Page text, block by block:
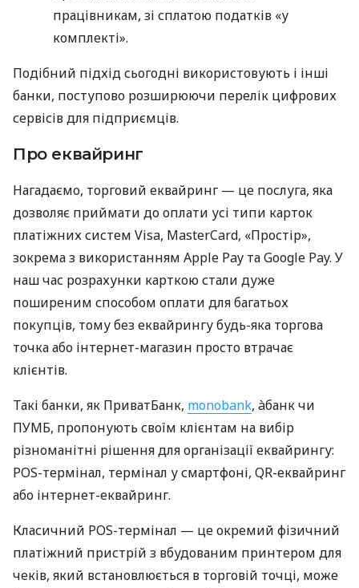
працівникам, зі сплатою податків «у
комплекті».
Подібний підхід сьогодні використовують і інші
банки, поступово розширюючи перелік цифрових
сервісів для підприємців.
Про еквайринг
Нагадаємо, торговий еквайринг — це послуга, яка
дозволяє приймати до оплати усі типи карток
платіжних систем Visa, MasterCard, «Простір»,
зокрема з використанням Apple Pay та Google Pay. У
наш час розрахунки карткою стали дуже
поширеним способом оплати для багатьох
покупців, тому без еквайрингу будь-яка торгова
точка або інтернет-магазин просто втрачає
клієнтів.
Такі банки, як ПриватБанк, monobank, àбанк чи
ПУМБ, пропонують своїм клієнтам на вибір
різноманітні рішення для організації еквайрингу:
POS-термінал, термінал у смартфоні, QR-еквайринг
або інтернет-еквайринг.
Класичний POS-термінал — це окремий фізичний
платіжний пристрій з вбудованим принтером для
чеків, який встановлюється в торговій точці, може